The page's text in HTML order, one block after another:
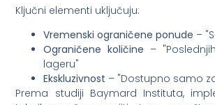
Ključni elementi uključuju:
Vremenski ograničene ponude –
Ograničene količine –
lageru"
Ekskluzivnost – "Dostupno samo
Prema studiji Baymard Instituta,